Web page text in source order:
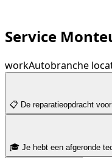
Service
workAutobranche
📋 De reparatieopdracht
🎓 Je hebt een afgeronde